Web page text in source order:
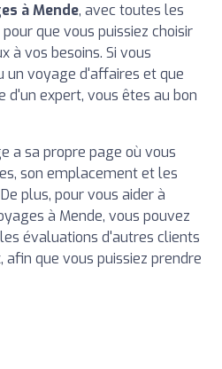
à Mende, avec toutes les
que vous puissiez choisir
à vos besoins. Si vous
un voyage d'affaires et que
d'un expert, vous êtes au bon
a sa propre page où vous
son emplacement et les
plus, pour vous aider à
à Mende, vous pouvez
évaluations d'autres clients
que vous puissiez prendre